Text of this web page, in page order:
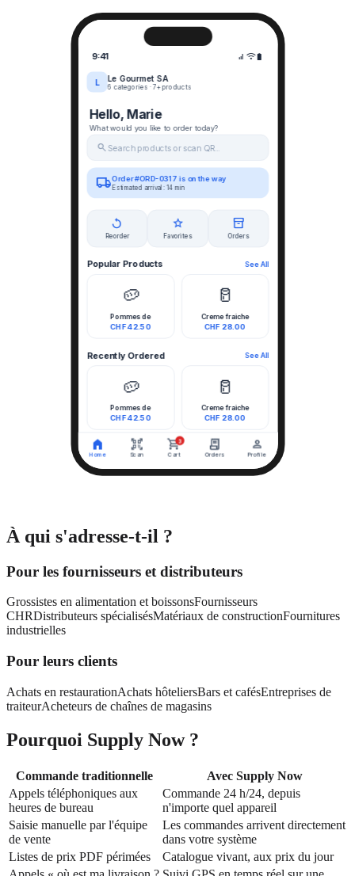
À qui s'adresse-t-il ?
Pour les fournisseurs et distributeurs
Grossistes en alimentation et boissonsFournisseurs
CHRDistributeurs spécialisésMatériaux de constructionFournitures
industrielles
Pour leurs clients
Achats en restaurationAchats hôteliersBars et cafésEntreprises de
traiteurAcheteurs de chaînes de magasins
Pourquoi Supply Now ?
Commande traditionnelle
Avec Supply Now
Appels téléphoniques aux
heures de bureau
Commande 24 h/24, depuis
n'importe quel appareil
Saisie manuelle par l'équipe
de vente
Les commandes arrivent directement
dans votre système
Listes de prix PDF périmées
Catalogue vivant, aux prix du jour